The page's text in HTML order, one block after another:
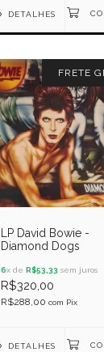
DETALHES
FRETE
LP David Bowie -
Diamond Dogs
6x de R$53,33 sem juros
R$320,00
R$288,00 com Pix
DETALHES